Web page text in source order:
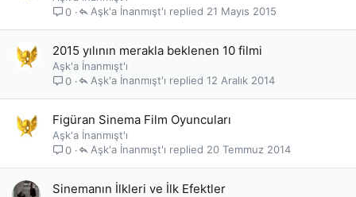
0
21 Mayıs 2015
Aşk'a İnanmışt'ı
2015 yılının merakla beklenen 10 filmi
Aşk'a İnanmışt'ı
0
12 Aralık 2014
Aşk'a İnanmışt'ı
Figüran Sinema Film Oyuncuları
Aşk'a İnanmışt'ı
0
20 Temmuz 2014
Aşk'a İnanmışt'ı
Sinemanın İlkleri ve İlk Efektler